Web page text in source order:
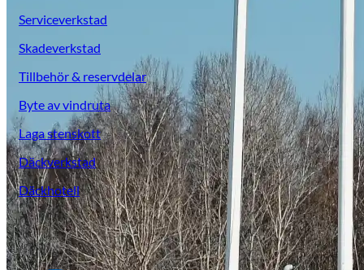
Opel
Serviceverkstad
Skadeverkstad
Tillbehör & reservdelar
Byte av vindruta
Laga stenskott
Däckverkstad
Däckhotell